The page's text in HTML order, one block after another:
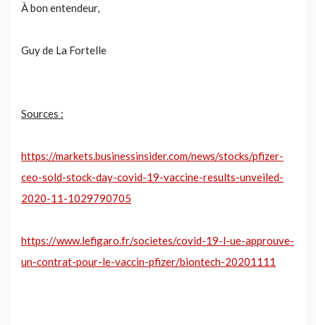
À bon entendeur,
Guy de La Fortelle
Sources :
https://markets.businessinsider.com/news/stocks/pfizer-
ceo-sold-stock-day-covid-19-vaccine-results-unveiled-
2020-11-1029790705
https://www.lefigaro.fr/societes/covid-19-l-ue-approuve-
un-contrat-pour-le-vaccin-pfizer/biontech-20201111